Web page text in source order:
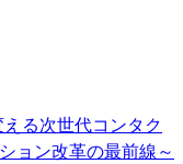
る次世代コンタク
ョン改革の最前線～